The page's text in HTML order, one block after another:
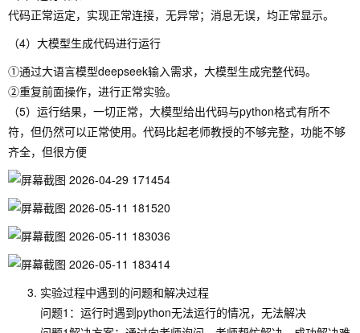
代码正常运定，实现正常连接，无异常；消息无误，均正常显示。
（4）大模型生成代码进行运行
①通过大语言模型deepseek输入需求，大模型生成完整代码。
②重复前面操作，进行正常实验。
（5）运行结果，一切正常，大模型给出代码与python格式有所不
符，但仍然可以正常使用。代码比起老师教授的不够完整，功能不够
齐全，但很方便
实验过程中遇到的问题和解决过程
问题1：运行时遇到python无法运行的情况，无法解决